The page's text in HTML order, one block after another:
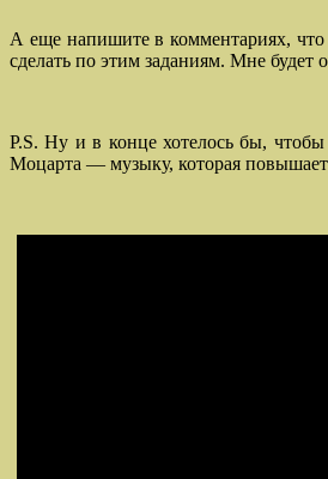
А еще напишите в комментариях,
сделать по этим заданиям. Мне будет
P.S. Ну и в конце хотелось бы,
Моцарта — музыку, которая повышает